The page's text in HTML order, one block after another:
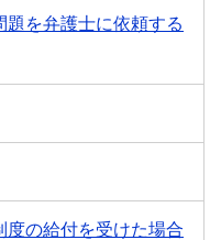
を弁護士に依頼する
度の給付を受けた場合